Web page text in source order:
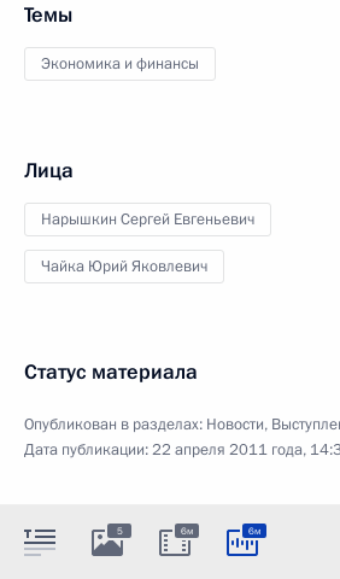
Темы
Экономика и финансы
Лица
Нарышкин Сергей Евгеньевич
Чайка Юрий Яковлевич
Статус материала
Опубликован в разделах: Новости,
Дата публикации:22 апреля 2011 года,
5 6м 6м